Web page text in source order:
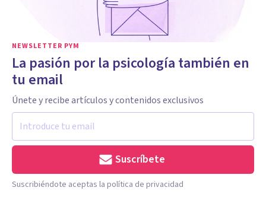
NEWSLETTER PYM
La pasión por la psicología también en
tu email
Únete y recibe artículos y contenidos exclusivos
Suscríbete
Suscribiéndote aceptas la política de privacidad